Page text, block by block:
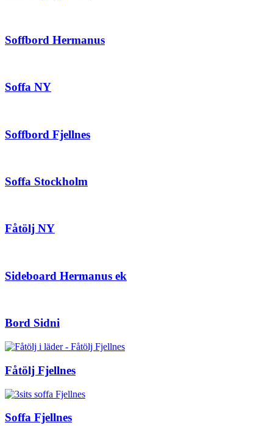
Soffbord Hermanus
Soffa NY
Soffbord Fjellnes
Soffa Stockholm
Fåtölj NY
Sideboard Hermanus ek
Bord Sidni
Fåtölj Fjellnes
Soffa Fjellnes